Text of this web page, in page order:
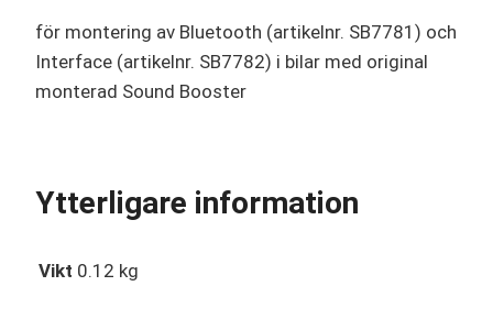
för montering av Bluetooth (artikelnr. SB7781) och
Interface (artikelnr. SB7782) i bilar med original
monterad Sound Booster
Ytterligare information
Vikt 0.12 kg